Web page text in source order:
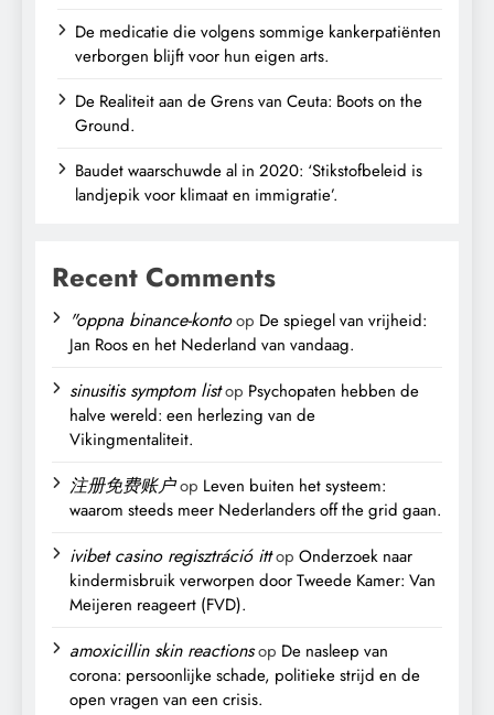
De medicatie die volgens sommige kankerpatiënten
verborgen blijft voor hun eigen arts.
De Realiteit aan de Grens van Ceuta: Boots on the
Ground.
Baudet waarschuwde al in 2020: ‘Stikstofbeleid is
landjepik voor klimaat en immigratie’.
Recent Comments
"oppna binance-kontoop De spiegel van vrijheid:
Jan Roos en het Nederland van vandaag.
sinusitis symptom listop Psychopaten hebben de
halve wereld: een herlezing van de
Vikingmentaliteit.
注册免费账户op Leven buiten het systeem:
waarom steeds meer Nederlanders off the grid gaan.
ivibet casino regisztráció ittop Onderzoek naar
kindermisbruik verworpen door Tweede Kamer: Van
Meijeren reageert (FVD).
amoxicillin skin reactionsop De nasleep van
corona: persoonlijke schade, politieke strijd en de
open vragen van een crisis.